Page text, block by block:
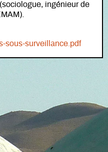
(sociologue, ingénieur de
sous-surveillance.pdf